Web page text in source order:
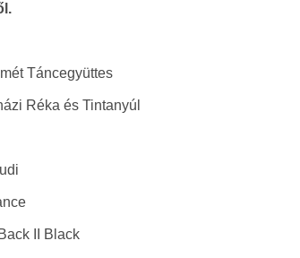
Táncegyüttes
Réka és Tintanyúl
II Black